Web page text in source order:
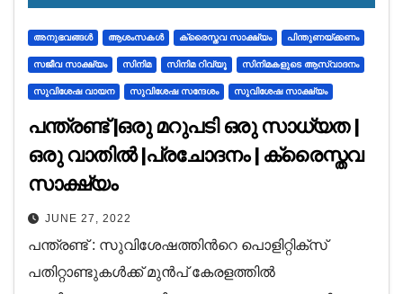
അനുഭവങ്ങള്‍ ആശംസകൾ ക്രൈസ്തവ സാക്ഷ്യം പിന്തുണയ്ക്കണം
സജീവ സാക്ഷ്യം സിനിമ സിനിമ റിവ്യൂ സിനിമകളുടെ ആസ്വാദനം
സുവിശേഷ വായന സുവിശേഷ സന്ദേശം സുവിശേഷ സാക്ഷ്യം
പന്ത്രണ്ട് |ഒരു മറുപടി ഒരു സാധ്യത |
ഒരു വാതിൽ |പ്രചോദനം | ക്രൈസ്തവ
സാക്ഷ്യം
JUNE 27, 2022
പന്ത്രണ്ട് : സുവിശേഷത്തിൻറെ പൊളിറ്റിക്സ്
പതിറ്റാണ്ടുകൾക്ക് മുൻപ് കേരളത്തിൽ